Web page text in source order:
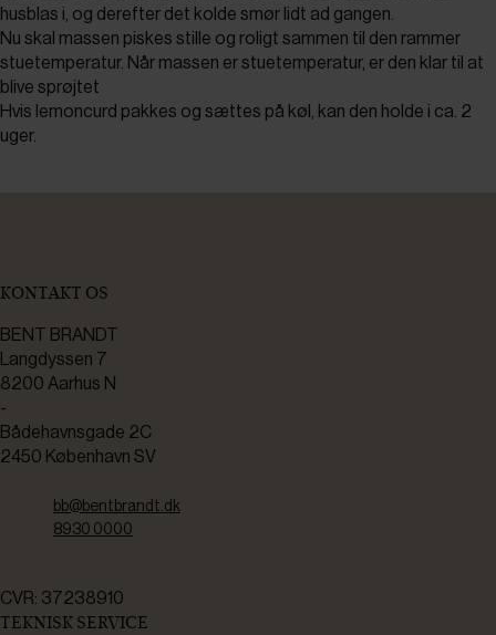
husblas i, og derefter det kolde smør lidt ad gangen.
Nu skal massen piskes stille og roligt sammen til den rammer
stuetemperatur. Når massen er stuetemperatur, er den klar til at
blive sprøjtet
Hvis lemoncurd pakkes og sættes på køl, kan den holde i ca. 2
uger.
KONTAKT OS
BENT BRANDT
Langdyssen 7
8200 Aarhus N
-
Bådehavnsgade 2C
2450 København SV
bb@bentbrandt.dk
8930 0000
CVR: 37238910
TEKNISK SERVICE